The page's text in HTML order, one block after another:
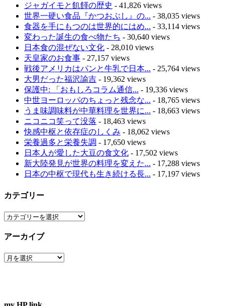
ジャガイモと飢饉の歴史 - 41,826 views
世界一硬い食品『かつおぶし』の... - 38,035 views
食器を手にもつのは世界的にはめ... - 33,114 views
変わった誕生の食べ物たち - 30,640 views
日本食の混ぜない文化 - 28,010 views
天皇家のお食事 - 27,157 views
戦後アメリカはパンと牛乳で日本... - 25,764 views
大男だった福沢諭吉 - 19,362 views
保護中: 「おもしろコラム通信... - 19,336 views
中世ヨーロッパのちょっと残念な... - 18,765 views
うま味調味料が中華料理を世界に... - 18,663 views
ニコニコ笑って没落 - 18,463 views
快感中枢と依存症のしくみ - 18,062 views
栄養過多と栄養失調 - 17,650 views
日本人が愛した大豆の食文化 - 17,502 views
新大陸発見が世界の料理を変えた... - 17,288 views
日本の中枢で現代も生き続ける長... - 17,197 views
カテゴリー
カ
ゴ
ー
アーカイブ
ア